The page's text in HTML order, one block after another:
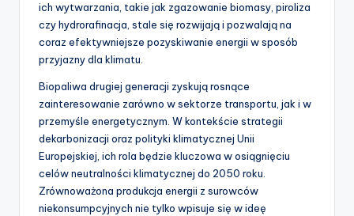
ich wytwarzania, takie jak zgazowanie biomasy, piroliza
czy hydrorafinacja, stale się rozwijają i pozwalają na
coraz efektywniejsze pozyskiwanie energii w sposób
przyjazny dla klimatu.
Biopaliwa drugiej generacji zyskują rosnące
zainteresowanie zarówno w sektorze transportu, jak i w
przemyśle energetycznym. W kontekście strategii
dekarbonizacji oraz polityki klimatycznej Unii
Europejskiej, ich rola będzie kluczowa w osiągnięciu
celów neutralności klimatycznej do 2050 roku.
Zrównoważona produkcja energii z surowców
niekonsumpcyjnych nie tylko wpisuje się w ideę